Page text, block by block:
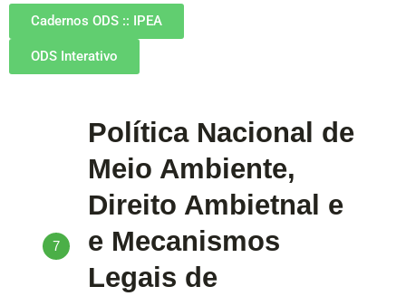
Cadernos ODS :: IPEA
ODS Interativo
7
Política Nacional de
Meio Ambiente,
Direito Ambietnal e
e Mecanismos
Legais de